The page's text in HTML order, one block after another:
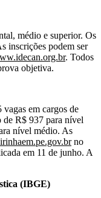
médio e superior. Os
inscrições podem ser
. Todos
objetiva.
em cargos de
de R$ 937 para nível
nível médio. As
no
em 11 de junho. A
(IBGE)